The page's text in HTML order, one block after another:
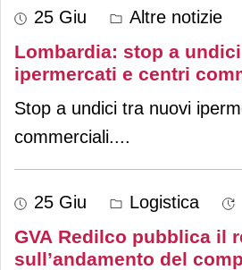
25 Giu Altre notizie
Lombardia: stop a
ipermercati e centri
Stop a undici tra nuovi
commerciali....
25 Giu Logistica
GVA Redilco pubblica il
sull’andamento del